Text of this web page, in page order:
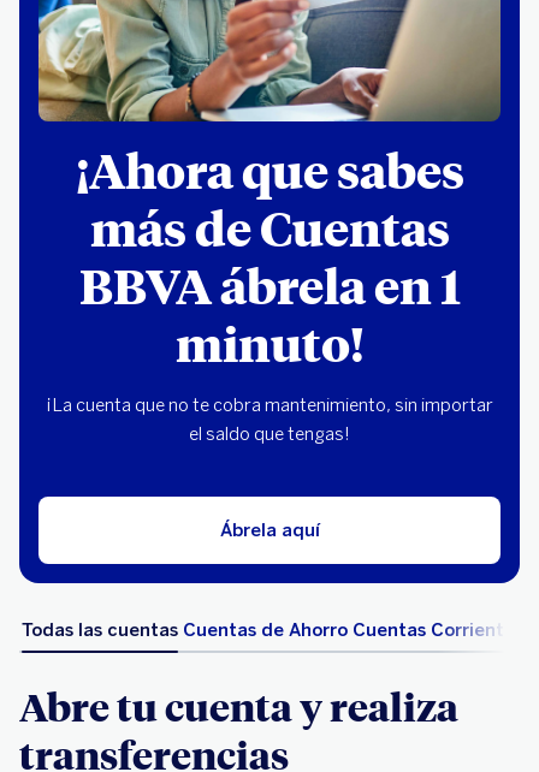
¡Ahora que sabes
más de Cuentas
BBVA ábrela en 1
minuto!
¡La cuenta que no te cobra mantenimiento, sin importar
el saldo que tengas!
Ábrela aquí
Todas las cuentas Cuentas de Ahorro Cuentas Corriente
Abre tu cuenta y realiza
transferencias